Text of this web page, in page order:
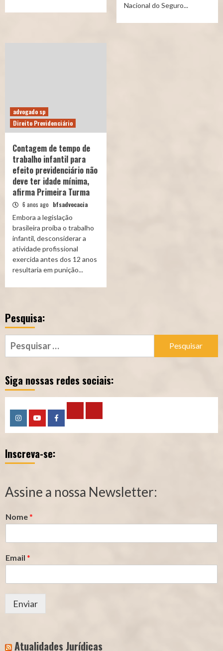
Nacional do Seguro...
advogado sp
Direito Previdenciário
Contagem de tempo de
trabalho infantil para
efeito previdenciário não
deve ter idade mínima,
afirma Primeira Turma
6 anos ago bfsadvocacia
Embora a legislação
brasileira proíba o trabalho
infantil, desconsiderar a
atividade profissional
exercida antes dos 12 anos
resultaria em punição...
Pesquisa:
Pesquisar
por:
Siga nossas redes sociais:
InstagramYouTubeFacebook
Calculadora
–
Segurado
Calculadora
–
Contribuição
Inscreva-se:
Assine a nossa Newsletter:
Nome*
Email *
Enviar
Atualidades Jurídicas